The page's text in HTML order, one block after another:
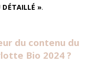
DÉTAILLÉ ».
du contenu du
Bio 2024?